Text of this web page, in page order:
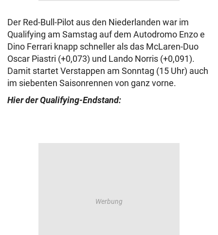
Der Red-Bull-Pilot aus den Niederlanden war im
Qualifying am Samstag auf dem Autodromo Enzo e
Dino Ferrari knapp schneller als das McLaren-Duo
Oscar Piastri (+0,073) und Lando Norris (+0,091).
Damit startet Verstappen am Sonntag (15 Uhr) auch
im siebenten Saisonrennen von ganz vorne.
Hier der Qualifying-Endstand: